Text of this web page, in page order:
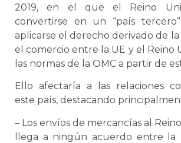
2019, en el que el Reino
convertirse en un “país
aplicarse el derecho derivado de
el comercio entre la UE y el Reino
las normas de la OMC a partir de
Ello afectaría a las relaciones
este país, destacando
– Los envíos de mercancías al
llega a ningún acuerdo entre la